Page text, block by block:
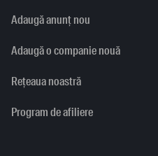
Adaugă anunț nou
Adaugă o companie nouă
Rețeaua noastră
Program de afiliere